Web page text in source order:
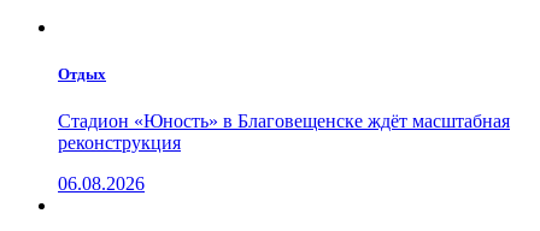
Отдых
Стадион «Юность» в Благовещенске ждёт масштабная
реконструкция
06.08.2026